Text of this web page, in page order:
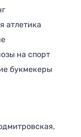
атлетика
на спорт
букмекеры